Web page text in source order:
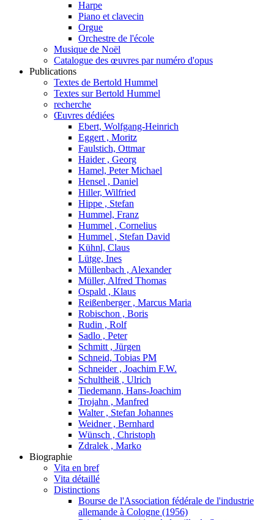
Harpe
Piano et clavecin
Orgue
Orchestre de l'école
Musique de Noël
Catalogue des œuvres par numéro d'opus
Publications
Textes de Bertold Hummel
Textes sur Bertold Hummel
recherche
Œuvres dédiées
Ebert, Wolfgang-Heinrich
Eggert , Moritz
Faulstich, Ottmar
Haider , Georg
Hamel, Peter Michael
Hensel , Daniel
Hiller, Wilfried
Hippe , Stefan
Hummel, Franz
Hummel , Cornelius
Hummel , Stefan David
Kühnl, Claus
Lütge, Ines
Müllenbach , Alexander
Müller, Alfred Thomas
Ospald , Klaus
Reißenberger , Marcus Maria
Robischon , Boris
Rudin , Rolf
Sadlo , Peter
Schmitt , Jürgen
Schneid, Tobias PM
Schneider , Joachim F.W.
Schultheiß , Ulrich
Tiedemann, Hans-Joachim
Trojahn , Manfred
Walter , Stefan Johannes
Weidner , Bernhard
Wünsch , Christoph
Zdralek , Marko
Biographie
Vita en bref
Vita détaillé
Distinctions
Bourse de l'Association fédérale de l'industrie
allemande à Cologne (1956)